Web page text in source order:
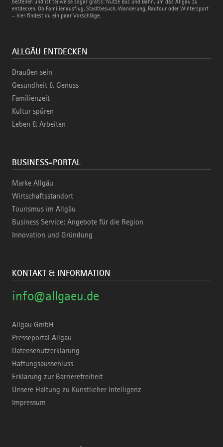
entdecken. Ob Familienausflug, Stadtbesuch, Wanderung, Radtour oder Wintersport
– hier findest du ein paar Vorschläge.
Bahn
ALLGÄU ENTDECKEN
Draußen sein
Gesundheit & Genuss
Familienzeit
Kultur spüren
Leben & Arbeiten
BUSINESS-PORTAL
Marke Allgäu
Wirtschaftsstandort
Tourismus im Allgäu
Business Service: Angebote für die Region
Innovation und Gründung
KONTAKT & INFORMATION
info@allgaeu.de
Allgäu GmbH
Presseportal Allgäu
Datenschutzerklärung
Haftungsausschluss
Erklärung zur Barrierefreiheit
Unsere Haltung zu Künstlicher Intelligenz
Impressum